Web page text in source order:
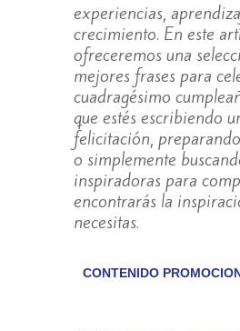
experiencias,
crecimiento. En este
ofreceremos una
mejores frases para
cuadragésimo
que estés escribiendo
felicitación,
o simplemente
inspiradoras para
encontrarás la
necesitas.